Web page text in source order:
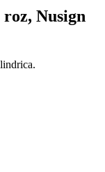
Nusign